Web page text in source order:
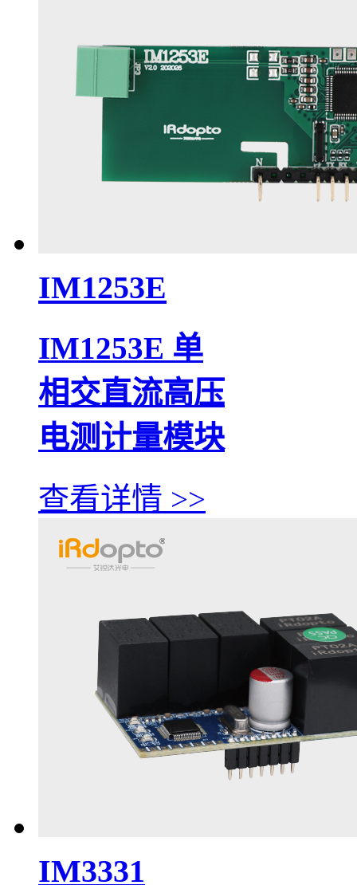
IM1253E
IM1253E 单
相交直流高压
电测计量模块
查看详情 >>
IM3331